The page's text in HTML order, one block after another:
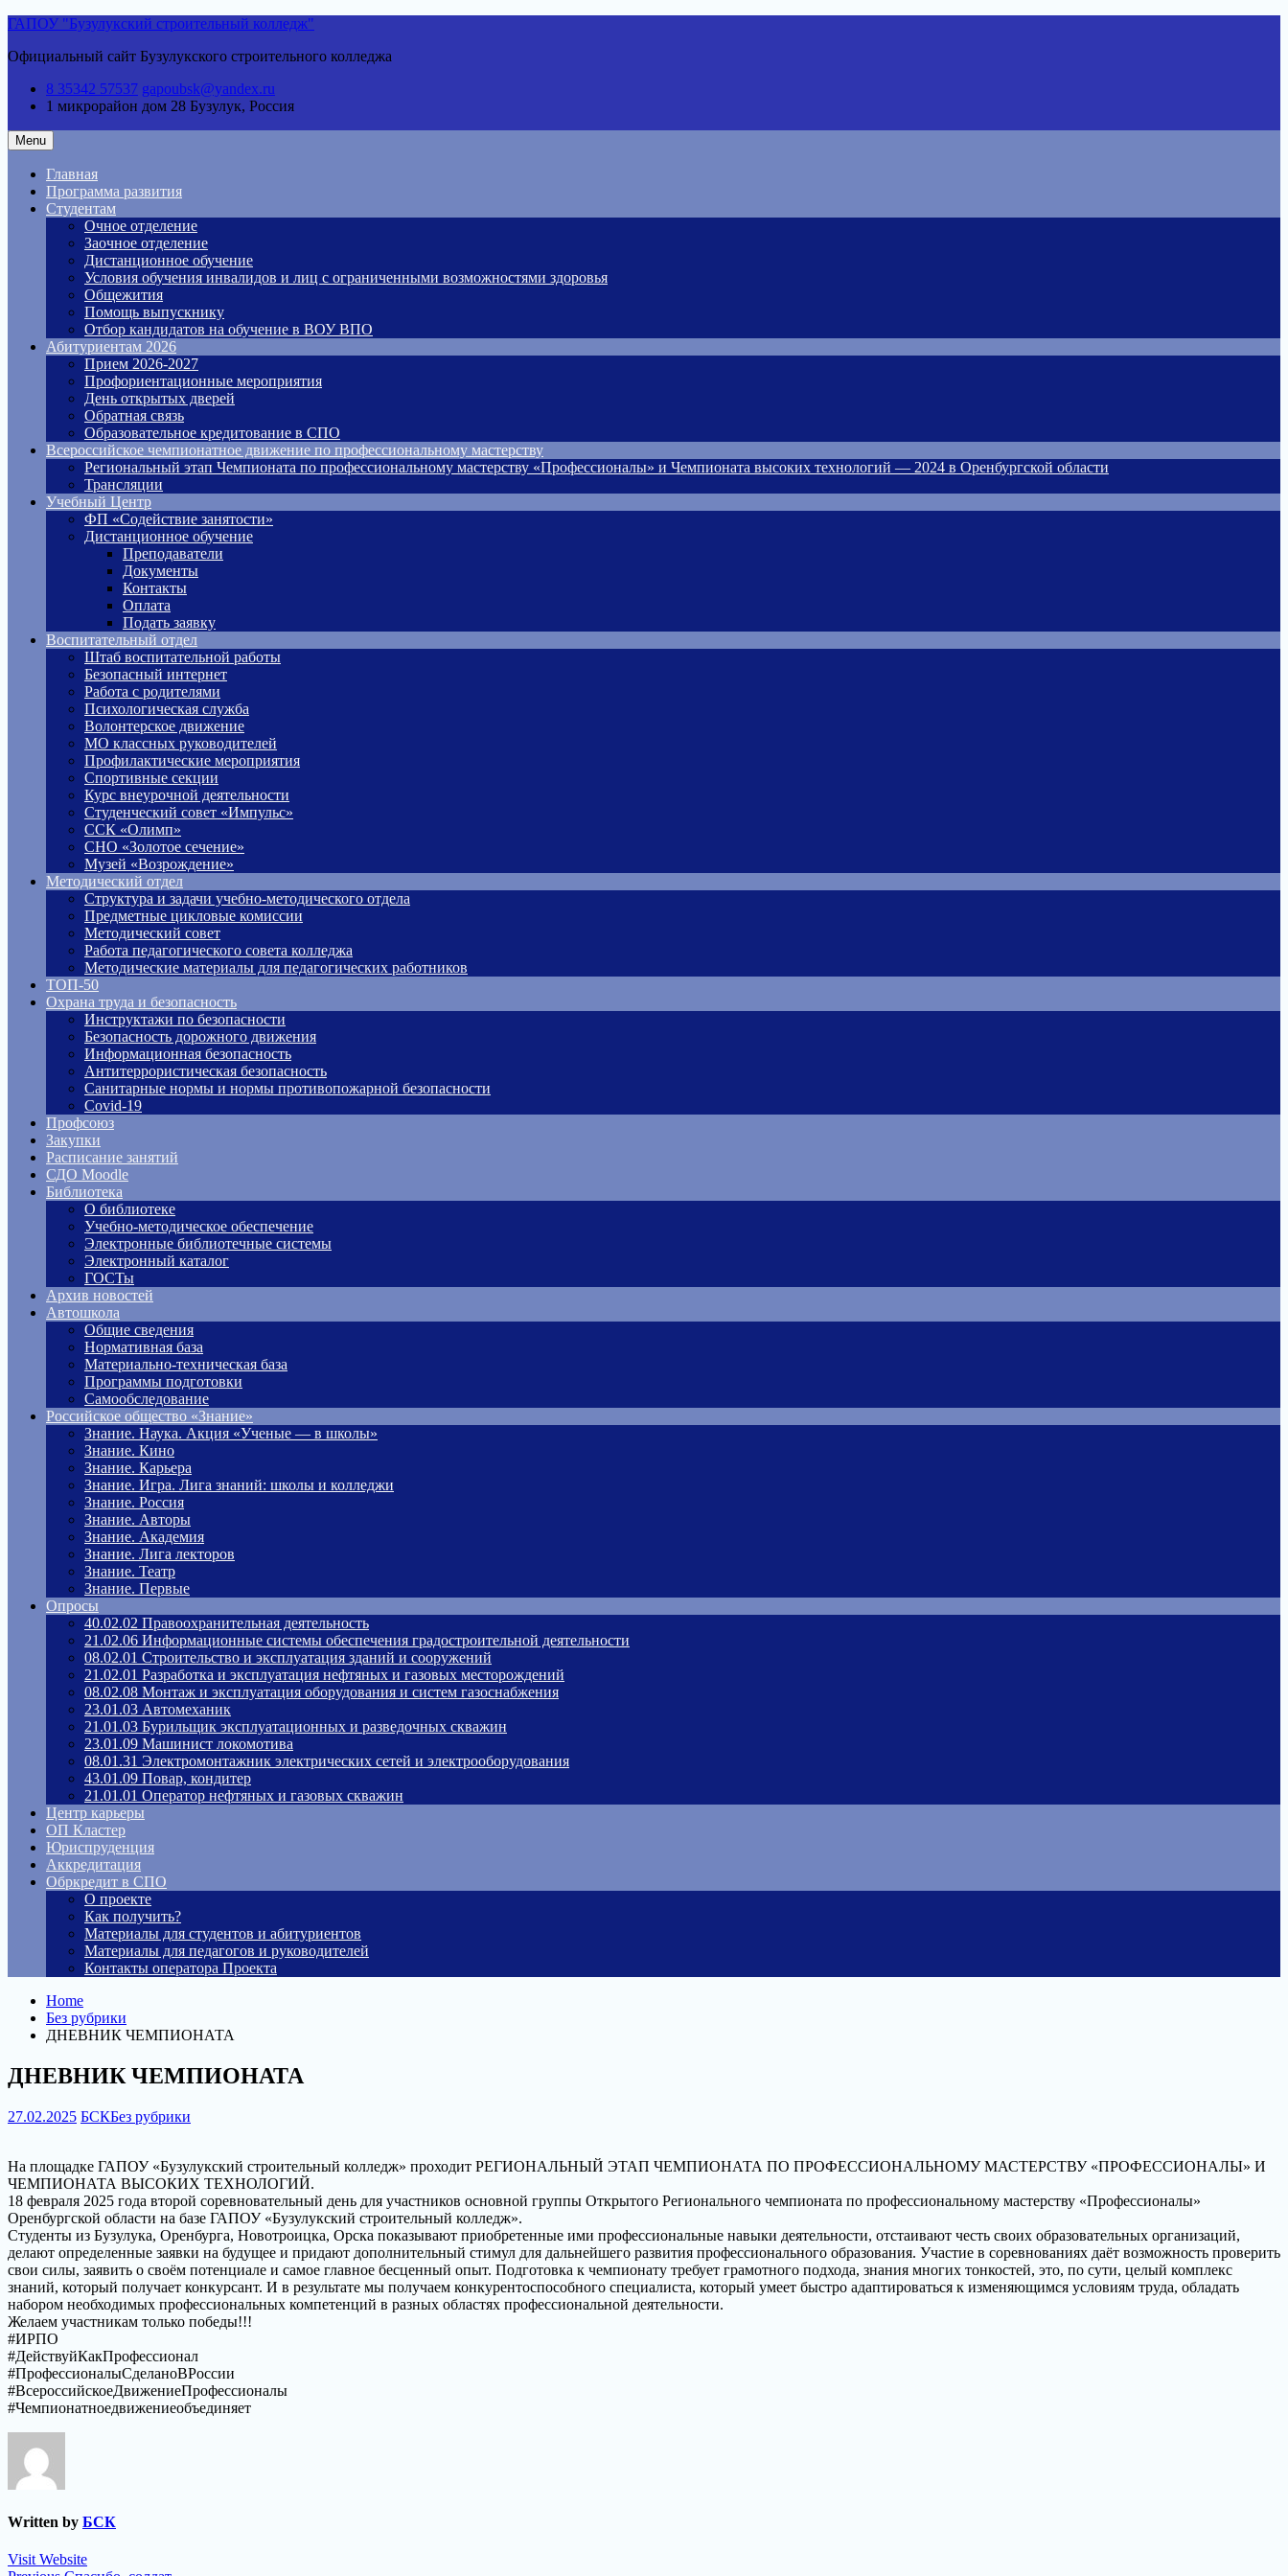
Skip
content
ГАПОУ "Бузулукский строительный колледж"
Официальный сайт Бузулукского строительного колледжа
8 35342 57537 gapoubsk@yandex.ru
1 микрорайон дом 28 Бузулук, Россия
Menu
Главная
Программа развития
Студентам
Очное отделение
Заочное отделение
Дистанционное обучение
Условия обучения инвалидов и лиц с ограниченными возможностями здоровья
Общежития
Помощь выпускнику
Отбор кандидатов на обучение в ВОУ ВПО
Абитуриентам 2026
Прием 2026-2027
Профориентационные мероприятия
День открытых дверей
Обратная связь
Образовательное кредитование в СПО
Всероссийское чемпионатное движение по профессиональному мастерству
Региональный этап Чемпионата по профессиональному мастерству «Профессионалы» и Чемпионата высоких технологий — 2024 в Оренбургской области
Трансляции
Учебный Центр
ФП «Содействие занятости»
Дистанционное обучение
Преподаватели
Документы
Контакты
Оплата
Подать заявку
Воспитательный отдел
Штаб воспитательной работы
Безопасный интернет
Работа с родителями
Психологическая служба
Волонтерское движение
МО классных руководителей
Профилактические мероприятия
Спортивные секции
Курс внеурочной деятельности
Студенческий совет «Импульс»
ССК «Олимп»
СНО «Золотое сечение»
Музей «Возрождение»
Методический отдел
Структура и задачи учебно-методического отдела
Предметные цикловые комиссии
Методический совет
Работа педагогического совета колледжа
Методические материалы для педагогических работников
ТОП-50
Охрана труда и безопасность
Инструктажи по безопасности
Безопасность дорожного движения
Информационная безопасность
Антитеррористическая безопасность
Санитарные нормы и нормы противопожарной безопасности
Covid-19
Профсоюз
Закупки
Расписание занятий
СДО Moodle
Библиотека
О библиотеке
Учебно-методическое обеспечение
Электронные библиотечные системы
Электронный каталог
ГОСТы
Архив новостей
Автошкола
Общие сведения
Нормативная база
Материально-техническая база
Программы подготовки
Самообследование
Российское общество «Знание»
Знание. Наука. Акция «Ученые — в школы»
Знание. Кино
Знание. Карьера
Знание. Игра. Лига знаний: школы и колледжи
Знание. Россия
Знание. Авторы
Знание. Академия
Знание. Лига лекторов
Знание. Театр
Знание. Первые
Опросы
40.02.02 Правоохранительная деятельность
21.02.06 Информационные системы обеспечения градостроительной деятельности
08.02.01 Строительство и эксплуатация зданий и сооружений
21.02.01 Разработка и эксплуатация нефтяных и газовых месторождений
08.02.08 Монтаж и эксплуатация оборудования и систем газоснабжения
23.01.03 Автомеханик
21.01.03 Бурильщик эксплуатационных и разведочных скважин
23.01.09 Машинист локомотива
08.01.31 Электромонтажник электрических сетей и электрооборудования
43.01.09 Повар, кондитер
21.01.01 Оператор нефтяных и газовых скважин
Центр карьеры
ОП Кластер
Юриспруденция
Аккредитация
Обркредит в СПО
О проекте
Как получить?
Материалы для студентов и абитуриентов
Материалы для педагогов и руководителей
Контакты оператора Проекта
Home
Без рубрики
ДНЕВНИК ЧЕМПИОНАТА
ДНЕВНИК ЧЕМПИОНАТА
27.02.2025 БСКБез рубрики
На площадке ГАПОУ «Бузулукский строительный колледж» проходит РЕГИОНАЛЬНЫЙ ЭТАП ЧЕМПИОНАТА ПО ПРОФЕССИОНАЛЬНОМУ МАСТЕРСТВУ «ПРОФЕССИОНАЛЫ» И
ЧЕМПИОНАТА ВЫСОКИХ ТЕХНОЛОГИЙ.
18 февраля 2025 года второй соревновательный день для участников основной группы Открытого Регионального чемпионата по профессиональному мастерству «Профессионалы»
Оренбургской области на базе ГАПОУ «Бузулукский строительный колледж».
Студенты из Бузулука, Оренбурга, Новотроицка, Орска показывают приобретенные ими профессиональные навыки деятельности, отстаивают честь своих образовательных организаций,
делают определенные заявки на будущее и придают дополнительный стимул для дальнейшего развития профессионального образования. Участие в соревнованиях даёт возможность проверить
свои силы, заявить о своём потенциале и самое главное бесценный опыт. Подготовка к чемпионату требует грамотного подхода, знания многих тонкостей, это, по сути, целый комплекс
знаний, который получает конкурсант. И в результате мы получаем конкурентоспособного специалиста, который умеет быстро адаптироваться к изменяющимся условиям труда, обладать
набором необходимых профессиональных компетенций в разных областях профессиональной деятельности.
Желаем участникам только победы!!!
#ИРПО
#ДействуйКакПрофессионал
#ПрофессионалыСделаноВРоссии
#ВсероссийскоеДвижениеПрофессионалы
#Чемпионатноедвижениеобъединяет
Written by БСК
Visit Website